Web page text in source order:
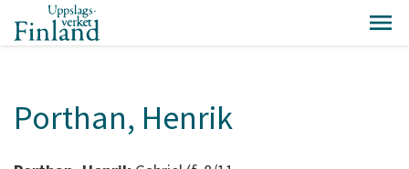
Porthan, Henrik